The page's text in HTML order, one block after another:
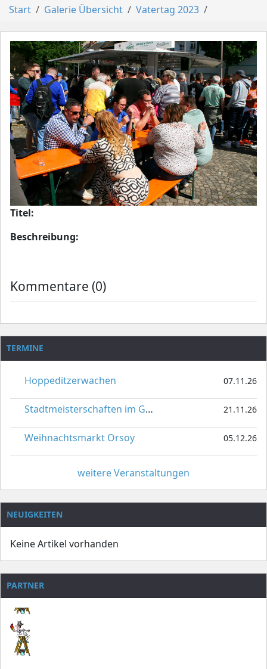
Start Galerie Übersicht Vatertag 2023
Titel:
Beschreibung:
Kommentare (0)
TERMINE
Hoppeditzerwachen 07.11.26
Stadtmeisterschaften im Gardetanz 21.11.26
Weihnachtsmarkt Orsoy 05.12.26
weitere Veranstaltungen
NEUIGKEITEN
Keine Artikel vorhanden
PARTNER